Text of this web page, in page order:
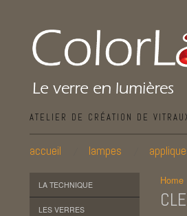
ATELIER DE CRÉATION DE
accueil lampes
LA TECHNIQUE
LES VERRES
Home